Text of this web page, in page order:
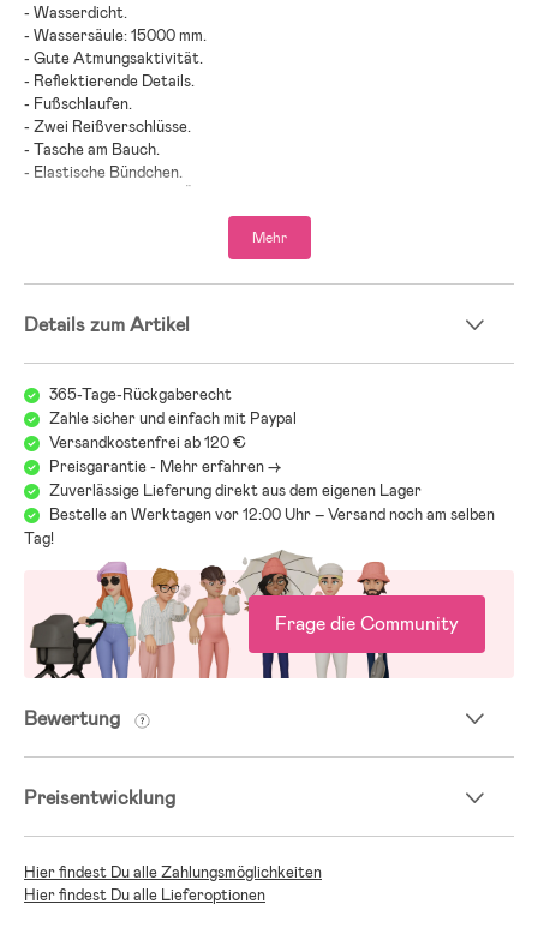
- Wasserdicht.
- Wassersäule: 15000 mm.
- Gute Atmungsaktivität.
- Reflektierende Details.
- Fußschlaufen.
- Zwei Reißverschlüsse.
- Tasche am Bauch.
- Elastische Bündchen.
Füße geklappt werden, um für zusätzliche Wärme zu sorgen.
- Oberflächenbehandelt mit Bionic-Finish® Eco by Rudolf.
- 95 % Polyester, 5 % Elastan.
- Futter: 100 % Nylon.
Mehr
Details zum Artikel
365-Tage-Rückgaberecht
Zahle sicher und einfach mit Paypal
Versandkostenfrei ab 120 €
Preisgarantie - Mehr erfahren ->
Zuverlässige Lieferung direkt aus dem eigenen Lager
Bestelle an Werktagen vor 12:00 Uhr – Versand noch am selben
Tag!
Frage die Community
Bewertung
Preisentwicklung
Hier findest Du alle Zahlungsmöglichkeiten
Hier findest Du alle Lieferoptionen